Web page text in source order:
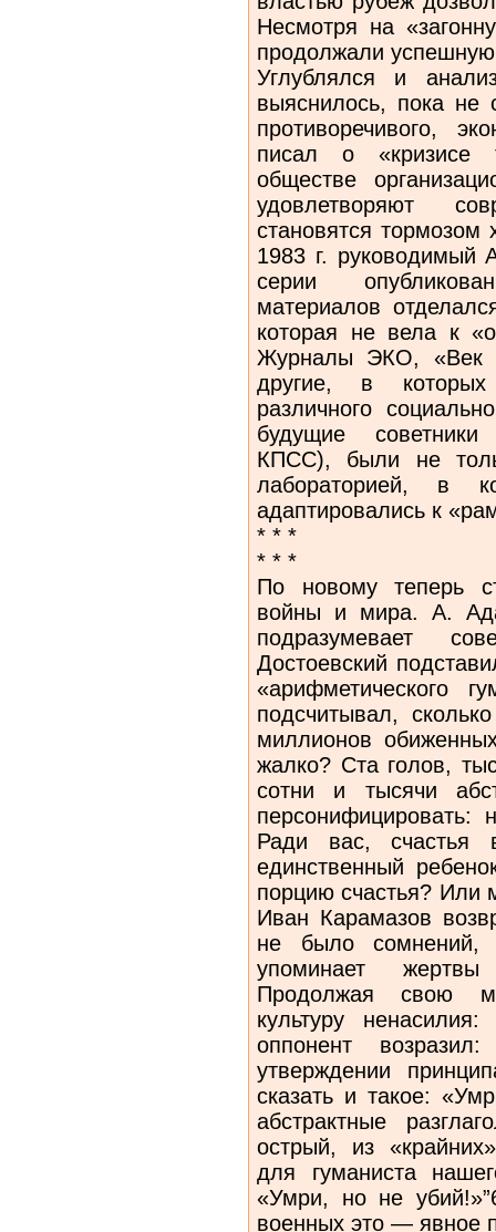
Несмотря на
продолжали
Углублялся и
выяснилось, пока не
противоречивого,
писал о «кризисе
обществе
удовлетворяют
становятся тормозом
1983 г. руководимый
серии
материалов
которая не вела к
Журналы ЭКО, «Век
другие, в которых
различного
будущие советники
КПСС), были не
лабораторией, в
адаптировались к
* * *
* * *
По новому теперь
войны и мира. А.
подразумевает
Достоевский
«арифметического
подсчитывал,
миллионов
жалко? Ста голов,
сотни и тысячи
персонифицировать:
Ради вас, счастья
единственный
порцию счастья? Или
Иван Карамазов
не было
упоминает
Продолжая свою
культуру
оппонент
утверждении
сказать и такое:
абстрактные
острый, из
для гуманиста
«Умри, но не
военных это — явное